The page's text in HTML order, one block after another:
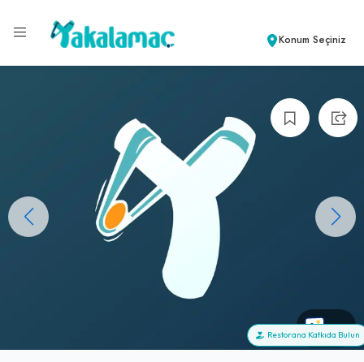
Konum Seçiniz
+0
Restorana Katkıda Bulun